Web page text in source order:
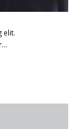
elit.